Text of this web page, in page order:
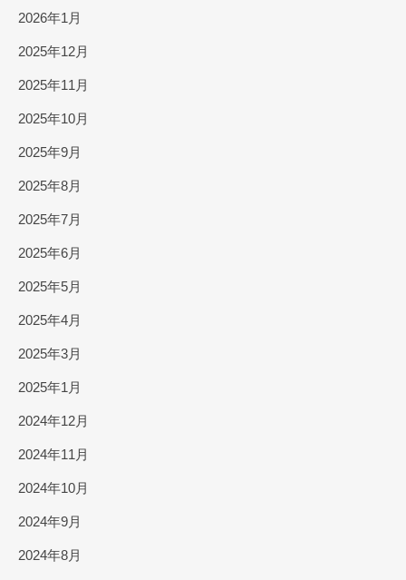
2026年1月
2025年12月
2025年11月
2025年10月
2025年9月
2025年8月
2025年7月
2025年6月
2025年5月
2025年4月
2025年3月
2025年1月
2024年12月
2024年11月
2024年10月
2024年9月
2024年8月